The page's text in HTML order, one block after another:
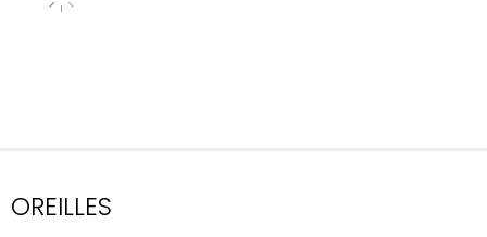
OREILLES